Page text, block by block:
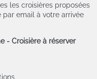
les croisières proposées
email à votre arrivée
- Croisière à réserver